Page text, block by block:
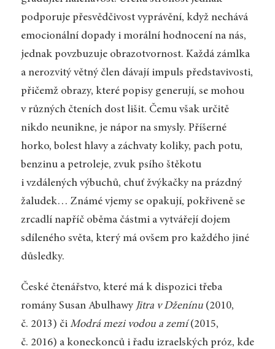
podporuje přesvědčivost vyprávění, když nechává
emocionální dopady i morální hodnocení na nás,
jednak povzbuzuje obrazotvornost. Každá zámlka
a nerozvitý větný člen dávají impuls představivosti,
přičemž obrazy, které popisy generují, se mohou
v různých čteních dost lišit. Čemu však určitě
nikdo neunikne, je nápor na smysly. Příšerné
horko, bolest hlavy a záchvaty koliky, pach potu,
benzinu a petroleje, zvuk psího štěkotu
i vzdálených výbuchů, chuť žvýkačky na prázdný
žaludek… Známé vjemy se opakují, pokřiveně se
zrcadlí napříč oběma částmi a vytvářejí dojem
sdíleného světa, který má ovšem pro každého jiné
důsledky.
České čtenářstvo, které má k dispozici třeba
romány Susan Abulhawy Jitra v Dženínu (2010,
č. 2013) či Modrá mezi vodou a zemí(2015,
č. 2016) a koneckonců i řadu izraelských próz, kde